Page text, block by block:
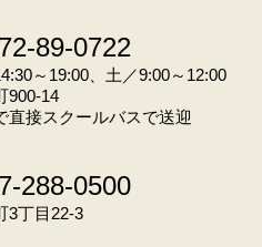
89-0722
～19:00、土／9:00～12:00
900-14
直接スクールバスで送迎
288-0500
3丁目22-3